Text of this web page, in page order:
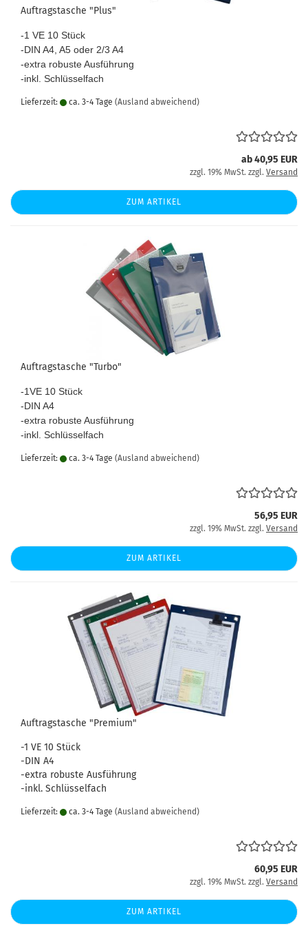
Auftragstasche "Plus"
-1 VE 10 Stück
-DIN A4, A5 oder 2/3 A4
-extra robuste Ausführung
-inkl. Schlüsselfach
Lieferzeit: ca. 3-4 Tage (Ausland abweichend)
ab 40,95 EUR
zzgl. 19% MwSt. zzgl. Versand
ZUM ARTIKEL
Auftragstasche "Turbo"
-1VE 10 Stück
-DIN A4
-extra robuste Ausführung
-inkl. Schlüsselfach
Lieferzeit: ca. 3-4 Tage (Ausland abweichend)
56,95 EUR
zzgl. 19% MwSt. zzgl. Versand
ZUM ARTIKEL
Auftragstasche "Premium"
-1 VE 10 Stück
-DIN A4
-extra robuste Ausführung
-inkl. Schlüsselfach
Lieferzeit: ca. 3-4 Tage (Ausland abweichend)
60,95 EUR
zzgl. 19% MwSt. zzgl. Versand
ZUM ARTIKEL